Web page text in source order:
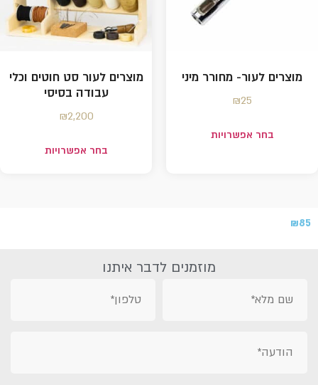
מוצרים לעור- מחורר מיני
₪25
בחר אפשרויות
מוצרים לעור סט חוטים וכלי
עבודה בסיסי
₪2,200
בחר אפשרויות
₪85
מוזמנים לדבר איתנו